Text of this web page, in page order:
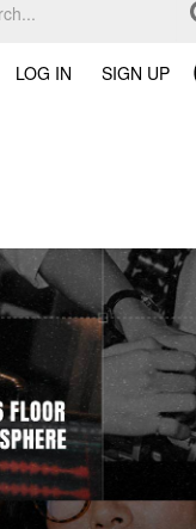
LOG IN SIGN UP